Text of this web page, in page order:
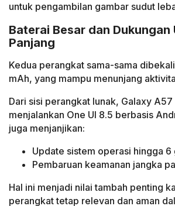
untuk pengambilan gambar sudut
Baterai Besar dan Dukungan
Panjang
Kedua perangkat sama-sama
mAh, yang mampu menunjang
Dari sisi perangkat lunak, Galaxy
menjalankan One UI 8.5 berbasis
juga menjanjikan:
Update sistem operasi hingga 6
Pembaruan keamanan jangka
Hal ini menjadi nilai tambah penting
perangkat tetap relevan dan aman